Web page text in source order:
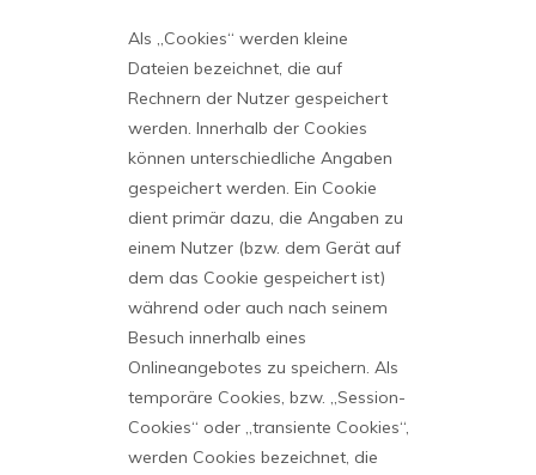
Als „Cookies“ werden kleine
Dateien bezeichnet, die auf
Rechnern der Nutzer gespeichert
werden. Innerhalb der Cookies
können unterschiedliche Angaben
gespeichert werden. Ein Cookie
dient primär dazu, die Angaben zu
einem Nutzer (bzw. dem Gerät auf
dem das Cookie gespeichert ist)
während oder auch nach seinem
Besuch innerhalb eines
Onlineangebotes zu speichern. Als
temporäre Cookies, bzw. „Session-
Cookies“ oder „transiente Cookies“,
werden Cookies bezeichnet, die